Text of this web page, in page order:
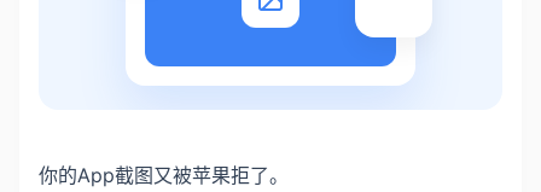
你的App截图又被苹果拒了。